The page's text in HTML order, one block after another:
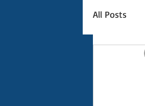
All Posts